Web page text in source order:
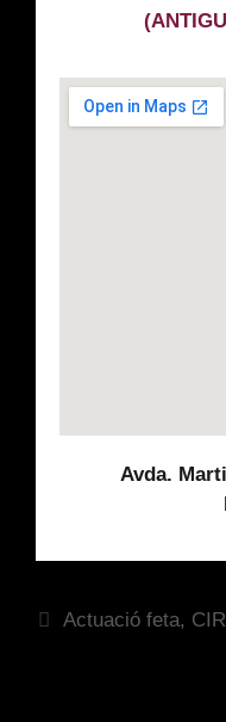
Avda.
Actuació feta,